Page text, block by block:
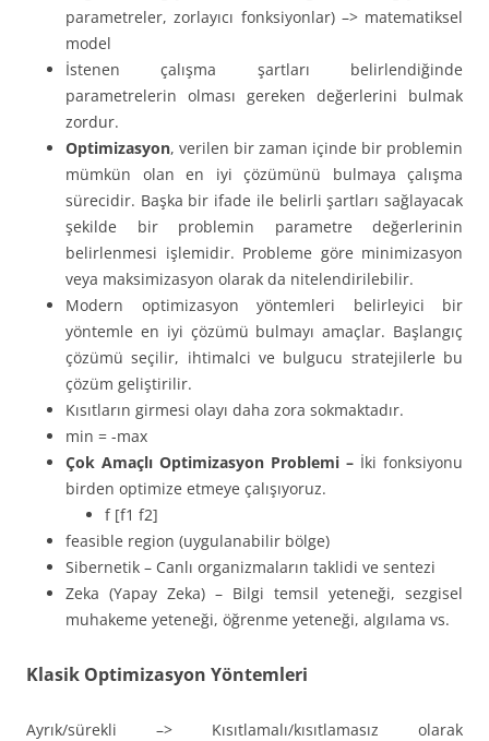
parametreler, zorlayıcı fonksiyonlar) –> matematiksel
model
İstenen çalışma şartları belirlendiğinde
parametrelerin olması gereken değerlerini bulmak
zordur.
Optimizasyon, verilen bir zaman içinde bir problemin
mümkün olan en iyi çözümünü bulmaya çalışma
sürecidir. Başka bir ifade ile belirli şartları sağlayacak
şekilde bir problemin parametre değerlerinin
belirlenmesi işlemidir. Probleme göre minimizasyon
veya maksimizasyon olarak da nitelendirilebilir.
Modern optimizasyon yöntemleri belirleyici bir
yöntemle en iyi çözümü bulmayı amaçlar. Başlangıç
çözümü seçilir, ihtimalci ve bulgucu stratejilerle bu
çözüm geliştirilir.
Kısıtların girmesi olayı daha zora sokmaktadır.
min = -max
Çok Amaçlı Optimizasyon Problemi – İki fonksiyonu
birden optimize etmeye çalışıyoruz.
f [f1 f2]
feasible region (uygulanabilir bölge)
Sibernetik – Canlı organizmaların taklidi ve sentezi
Zeka (Yapay Zeka) – Bilgi temsil yeteneği, sezgisel
muhakeme yeteneği, öğrenme yeteneği, algılama vs.
Klasik Optimizasyon Yöntemleri
Ayrık/sürekli –> Kısıtlamalı/kısıtlamasız olarak